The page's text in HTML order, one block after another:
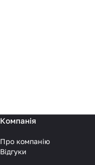
Компанія
Про компанію
Відгуки